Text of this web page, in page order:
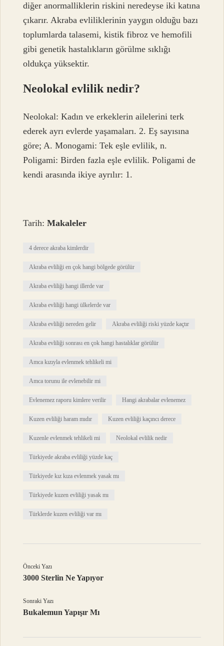
diğer anormalliklerin riskini neredeyse iki katına
çıkarır. Akraba evliliklerinin yaygın olduğu bazı
toplumlarda talasemi, kistik fibroz ve hemofili
gibi genetik hastalıkların görülme sıklığı
oldukça yüksektir.
Neolokal evlilik nedir?
Neolokal: Kadın ve erkeklerin ailelerini terk
ederek ayrı evlerde yaşamaları. 2. Eş sayısına
göre; A. Monogami: Tek eşle evlilik, n.
Poligami: Birden fazla eşle evlilik. Poligami de
kendi arasında ikiye ayrılır: 1.
Tarih:Makaleler
4 derece akraba kimlerdir
Akraba evliliği en çok hangi bölgede görülür
Akraba evliliği hangi illerde var
Akraba evliliği hangi ülkelerde var
Akraba evliliği nereden gelir Akraba evliliği riski yüzde kaçtır
Akraba evliliği sonrası en çok hangi hastalıklar görülür
Amca kızıyla evlenmek tehlikeli mi
Amca torunu ile evlenebilir mi
Evlenemez raporu kimlere verilir Hangi akrabalar evlenemez
Kuzen evliliği haram mıdır Kuzen evliliği kaçıncı derece
Kuzenle evlenmek tehlikeli mi Neolokal evlilik nedir
Türkiyede akraba evliliği yüzde kaç
Türkiyede kız kıza evlenmek yasak mı
Türkiyede kuzen evliliği yasak mı
Türklerde kuzen evliliği var mı
Önceki Yazı
3000 Sterlin Ne Yapıyor
Sonraki Yazı
Bukalemun Yapışır Mı